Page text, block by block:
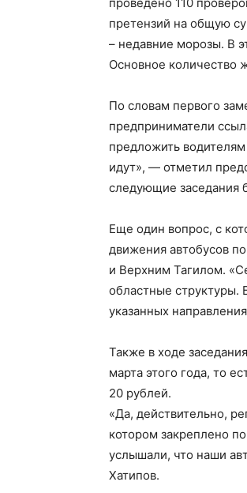
претензий на общую
– недавние морозы. В
Основное количество
По словам первого
предприниматели
предложить
идут», — отметил
следующие заседания
Еще один вопрос, с
движения автобусов
и Верхним Тагилом.
областные структуры.
указанных
Также в ходе
марта этого года, то
20 рублей.
«Да, действительно,
котором закреплено
услышали, что наши
Хатипов.